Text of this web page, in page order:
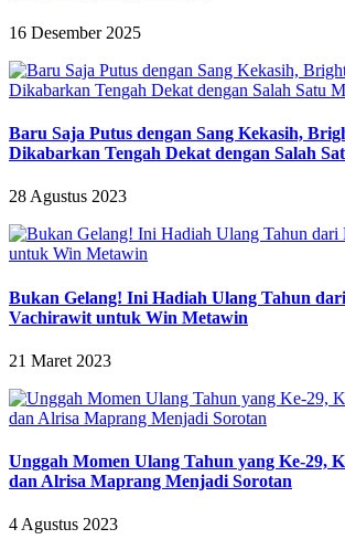
16 Desember 2025
Baru Saja Putus dengan Sang Kekasih,
Dikabarkan Tengah Dekat dengan Salah
28 Agustus 2023
Bukan Gelang! Ini Hadiah Ulang Tahun
Vachirawit untuk Win Metawin
21 Maret 2023
Unggah Momen Ulang Tahun yang Ke-29,
dan Alrisa Maprang Menjadi Sorotan
4 Agustus 2023